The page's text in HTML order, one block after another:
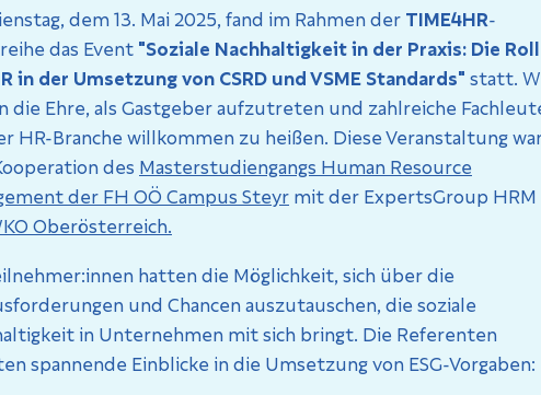
dem 13. Mai 2025, fand im Rahmen derTIME4HR-
das Event"Soziale Nachhaltigkeit in der Praxis: Die
in der Umsetzung von CSRD und VSME Standards"statt.
die Ehre, als Gastgeber aufzutreten und zahlreiche
HR-Branche willkommen zu heißen. Diese Veranstaltung
des Masterstudiengangs Human Resource
der FH OÖ Campus Steyrmit der ExpertsGroup HRM
Oberösterreich.
hatten die Möglichkeit, sich über die
und Chancen auszutauschen, die soziale
in Unternehmen mit sich bringt. Die Referenten
spannende Einblicke in die Umsetzung von ESG-Vorgaben: